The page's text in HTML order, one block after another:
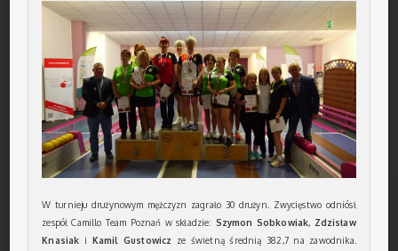
W turnieju drużynowym mężczyzn zagrało 30 drużyn. Zwycięstwo odniósł
zespół Camillo Team Poznań w składzie: Szymon Sobkowiak, Zdzisław
Knasiak i Kamil Gustowicz
ze świetną średnią 382,7 na zawodnika.